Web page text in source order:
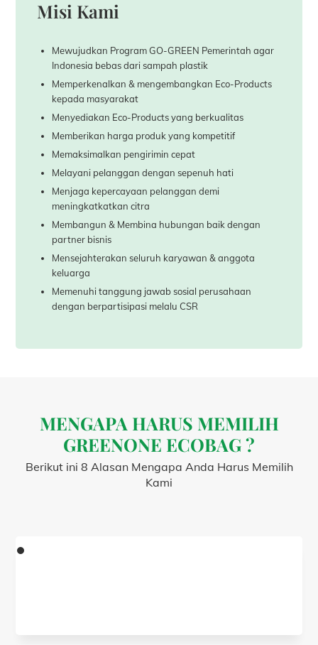
Misi Kami
Mewujudkan Program GO-GREEN Pemerintah agar
Indonesia bebas dari sampah plastik
Memperkenalkan & mengembangkan Eco-Products
kepada masyarakat
Menyediakan Eco-Products yang berkualitas
Memberikan harga produk yang kompetitif
Memaksimalkan pengirimin cepat
Melayani pelanggan dengan sepenuh hati
Menjaga kepercayaan pelanggan demi
meningkatkatkan citra
Membangun & Membina hubungan baik dengan
partner bisnis
Mensejahterakan seluruh karyawan & anggota
keluarga
Memenuhi tanggung jawab sosial perusahaan
dengan berpartisipasi melalu CSR
MENGAPA HARUS MEMILIH
GREENONE ECOBAG ?
Berikut ini 8 Alasan Mengapa Anda Harus Memilih
Kami